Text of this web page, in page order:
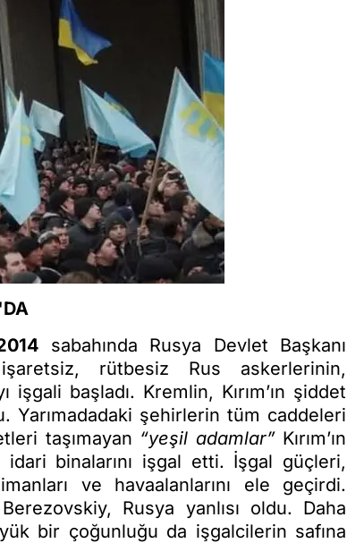
sabahında Rusya Devlet Başkanı
rütbesiz Rus askerlerinin,
işgali başladı. Kremlin, Kırım’ın şiddet
Yarımadadaki şehirlerin tüm caddeleri
taşımayan “yeşil adamlar”Kırım’ın
binalarını işgal etti. İşgal güçleri,
ve havaalanlarını ele geçirdi.
Rusya yanlısı oldu. Daha
bir çoğunluğu da işgalcilerin safına